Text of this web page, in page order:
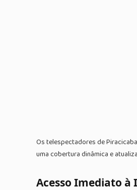
Os telespectadores de
uma cobertura dinâmica e
Acesso Imediato